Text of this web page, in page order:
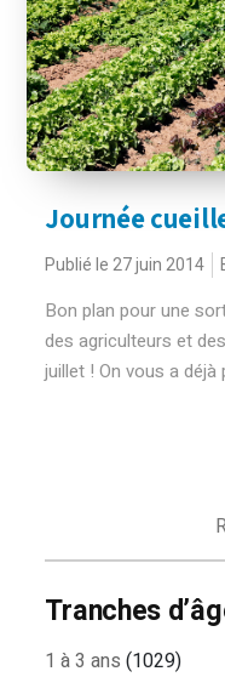
Journée
Publié le 27 juin 2014
Bon plan pour une
des agriculteurs et
juillet ! On vous a déjà
Tranches
1 à 3 ans (1029)